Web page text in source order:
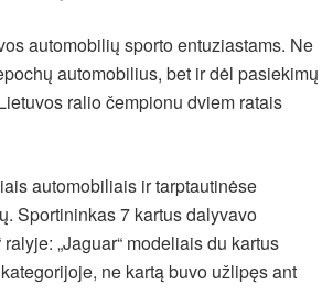
automobilių sporto entuziastams. Ne
automobilius, bet ir dėl pasiekimų
ralio čempionu dviem ratais
automobiliais ir tarptautinėse
Sportininkas 7 kartus dalyvavo
„Jaguar“ modeliais du kartus
ne kartą buvo užlipęs ant